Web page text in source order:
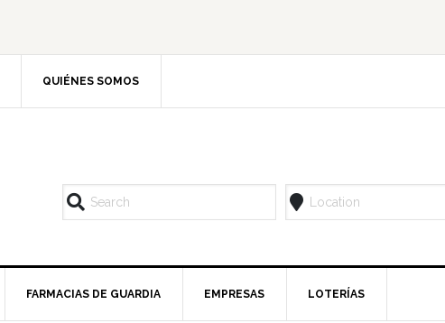
QUIÉNES SOMOS
FARMACIAS DE GUARDIA EMPRESAS LOTERÍAS